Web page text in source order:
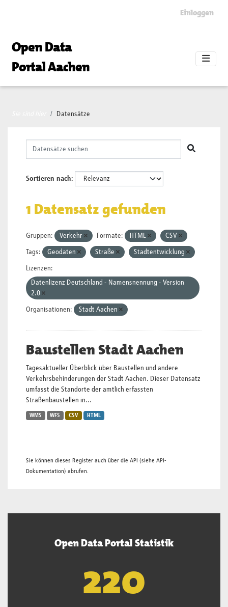
Einloggen
Open Data
Portal Aachen
Datensätze
Sortieren nach
1 Datensatz gefunden
Gruppen: Verkehr Formate: HTML CSV
Tags: Geodaten Straße Stadtentwicklung
Lizenzen:
Datenlizenz Deutschland - Namensnennung - Version
2.0
Organisationen: Stadt Aachen
Baustellen Stadt Aachen
Tagesaktueller Überblick über Baustellen und andere
Verkehrsbehinderungen der Stadt Aachen. Dieser Datensatz
umfasst die Standorte der amtlich erfassten
Straßenbaustellen in...
WMS WFS CSV HTML
Sie können dieses Register auch über die API (siehe API-
Dokumentation) abrufen.
Open Data Portal Statistik
222